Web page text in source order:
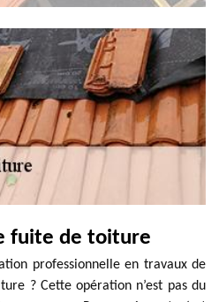
fuite de toiture
professionnelle en travaux de
? Cette opération n’est pas du